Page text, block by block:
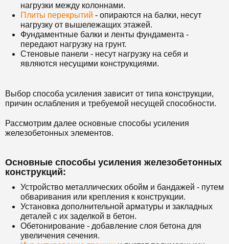
нагрузки между колоннами.
Плиты перекрытий - опираются на балки, несут
нагрузку от вышележащих этажей.
Фундаментные балки и ленты фундамента -
передают нагрузку на грунт.
Стеновые панели - несут нагрузку на себя и
являются несущими конструкциями.
Выбор способа усиления зависит от типа конструкции,
причин ослабления и требуемой несущей способности.
Рассмотрим далее основные способы усиления
железобетонных элементов.
Основные способы усиления железобетонных
конструкций:
Устройство металлических обойм и бандажей - путем
обваривания или крепления к конструкции.
Установка дополнительной арматуры и закладных
деталей с их заделкой в бетон.
Обетонирование - добавление слоя бетона для
увеличения сечения.